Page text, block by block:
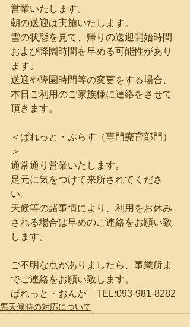
営業いたします。
朝の送迎は実施いたします。
雪の状態を見て、帰りの送迎開始時間
および降園時間を早める可能性があり
ます。
送迎や降園時間等の変更をする場合、
本日ご利用のご家族様に連絡をさせて
頂きます。
＜ぱれっと・ぷらす（専門療育部門）
＞
通常通り営業いたします。
足元に気をつけて来所されてくださ
い。
天候等の諸事情により、利用をお休み
される場合は早めのご連絡をお願い致
します。
ご不明な点がありましたら、事業所ま
でご連絡をお願い致します。
ぱれっと・おんが　TEL:093-981-8282
悪天候時の対応について